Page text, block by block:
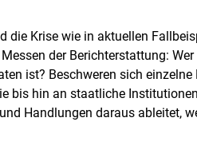
Krise wie in aktuellen
der Berichterstattung:
ist? Beschweren sich
bis hin an staatliche
Handlungen daraus ableitet,